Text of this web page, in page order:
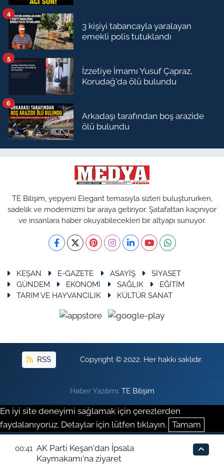
3 kişiyi tabancayla yaralayan
emekli polis tutuklandı
4
İzzetiye İmamı Yusuf Çapraz,
Korudağ'da ölü bulundu
5
Arkadaşı tarafından boş arazide
ölü bulundu
6
TE Bilişim, yepyeni Elegant temasıyla sizleri buluştururken,
sadelik ve modernizmi bir araya getiriyor. Şatafattan kaçınıyor
ve insanlara haber okuyabilecekleri bir altyapı sunuyor.
KEŞAN E-GAZETE ASAYİŞ
SİYASET
GÜNDEM
EKONOMİ SAĞLIK
EĞİTİM
TARIM VE HAYVANCILIK
KÜLTÜR SANAT
RSS Copyright © 2022. Her hakkı saklıdır.
Haber Yazılımı: TE Bilişim
En iyi site deneyimi sağlamak için çerezlerden
faydalanıyoruz. Detaylar için lütfen tıklayın. Tamam
00:41 AK Parti Keşan'dan İpsala
Kaymakamı'na ziyaret